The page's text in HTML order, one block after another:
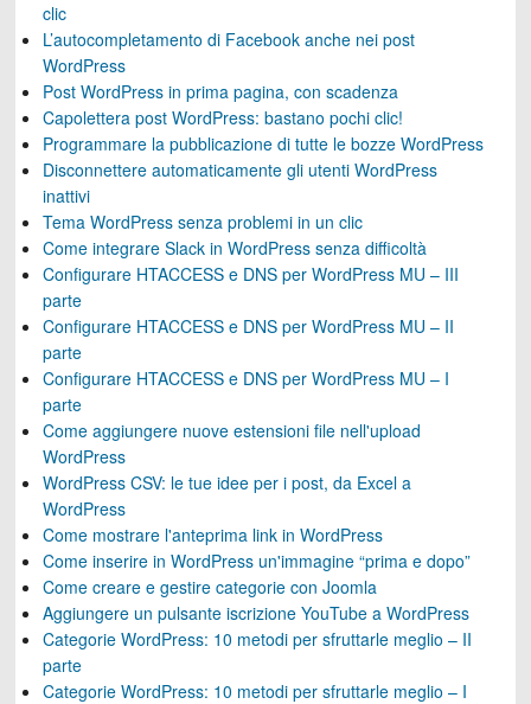
clic
L’autocompletamento di Facebook anche nei post
WordPress
Post WordPress in prima pagina, con scadenza
Capolettera post WordPress: bastano pochi clic!
Programmare la pubblicazione di tutte le bozze WordPress
Disconnettere automaticamente gli utenti WordPress
inattivi
Tema WordPress senza problemi in un clic
Come integrare Slack in WordPress senza difficoltà
Configurare HTACCESS e DNS per WordPress MU – III
parte
Configurare HTACCESS e DNS per WordPress MU – II
parte
Configurare HTACCESS e DNS per WordPress MU – I
parte
Come aggiungere nuove estensioni file nell'upload
WordPress
WordPress CSV: le tue idee per i post, da Excel a
WordPress
Come mostrare l'anteprima link in WordPress
Come inserire in WordPress un'immagine “prima e dopo”
Come creare e gestire categorie con Joomla
Aggiungere un pulsante iscrizione YouTube a WordPress
Categorie WordPress: 10 metodi per sfruttarle meglio – II
parte
Categorie WordPress: 10 metodi per sfruttarle meglio – I